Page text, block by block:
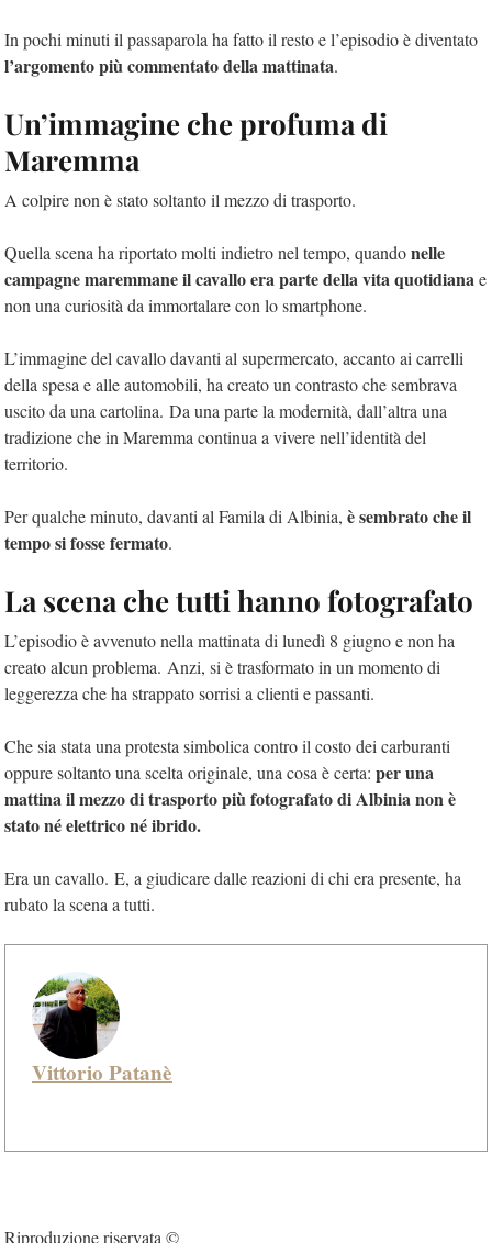
In pochi minuti il passaparola ha fatto il resto e l’episodio è diventato
l’argomento più commentato della mattinata.
Un’immagine che profuma di
Maremma
A colpire non è stato soltanto il mezzo di trasporto.
Quella scena ha riportato molti indietro nel tempo, quandonelle
campagne maremmane il cavallo era parte della vita quotidianae
non una curiosità da immortalare con lo smartphone.
L’immagine del cavallo davanti al supermercato, accanto ai carrelli
della spesa e alle automobili, ha creato un contrasto che sembrava
uscito da una cartolina. Da una parte la modernità, dall’altra una
tradizione che in Maremma continua a vivere nell’identità del
territorio.
Per qualche minuto, davanti al Famila di Albinia, è sembrato che il
tempo si fosse fermato.
La scena che tutti hanno fotografato
L’episodio è avvenuto nella mattinata di lunedì 8 giugno e non ha
creato alcun problema. Anzi, si è trasformato in un momento di
leggerezza che ha strappato sorrisi a clienti e passanti.
Che sia stata una protesta simbolica contro il costo dei carburanti
oppure soltanto una scelta originale, una cosa è certa: per una
mattina il mezzo di trasporto più fotografato di Albinia non è
stato né elettrico né ibrido.
Era un cavallo. E, a giudicare dalle reazioni di chi era presente, ha
rubato la scena a tutti.
Vittorio Patanè
Riproduzione riservata ©